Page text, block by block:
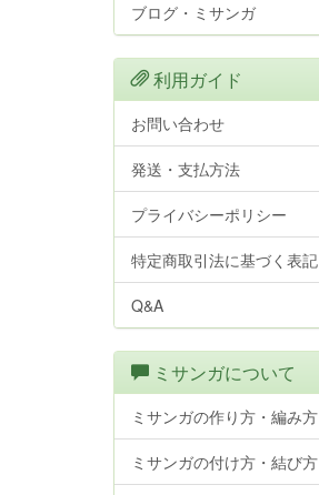
ブログ・ミサンガ
利用ガイド
お問い合わせ
発送・支払方法
プライバシーポリシー
特定商取引法に基づく表記
Q&A
ミサンガについて
ミサンガの作り方・編み方
ミサンガの付け方・結び方